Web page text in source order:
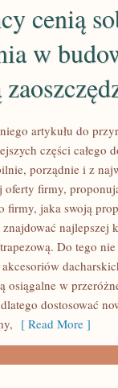
cenią
w
artykułu do
części całego
porządnie i z
oferty firmy,
firmy, jaka swoją
najlepszej
Do tego
osiągalne w
dostosować
[ Read More ]